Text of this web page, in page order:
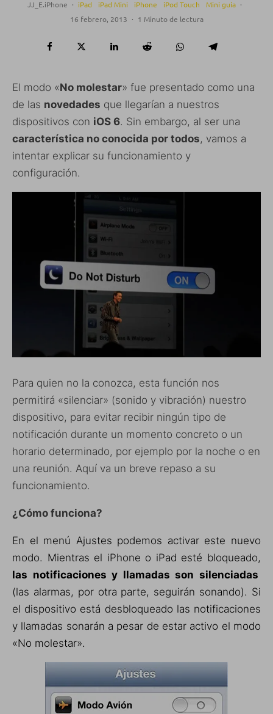
JJ_E.iPhone · iPad iPad Mini iPhone iPod Touch Mini guía ·
16 febrero, 2013 · 1 Minuto de lectura
El modo «No molestar» fue presentado como una
de las novedades que llegarían a nuestros
dispositivos con iOS 6. Sin embargo, al ser una
característica no conocida por todos, vamos a
intentar explicar su funcionamiento y
configuración.
Para quien no la conozca, esta función nos
permitirá «silenciar» (sonido y vibración) nuestro
dispositivo, para evitar recibir ningún tipo de
notificación durante un momento concreto o un
horario determinado, por ejemplo por la noche o en
una reunión. Aquí va un breve repaso a su
funcionamiento.
¿Cómo funciona?
En el menú Ajustes podemos activar este nuevo
modo. Mientras el iPhone o iPad esté bloqueado,
las notificaciones y llamadas son silenciadas
(las alarmas, por otra parte, seguirán sonando). Si
el dispositivo está desbloqueado las notificaciones
y llamadas sonarán a pesar de estar activo el modo
«No molestar».